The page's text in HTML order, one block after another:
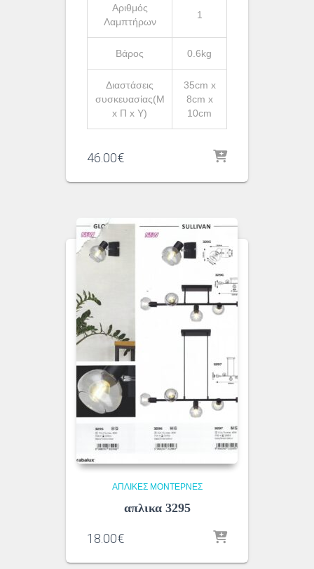
Αριθμός
Λαμπτήρων
1
Βάρος 0.6kg
Διαστάσεις
συσκευασίας(Μ
x Π x Υ)
35cm x
8cm x
10cm
46.00€
ΑΠΛΊΚΕΣ ΜΟΝΤΈΡΝΕΣ
απλικα 3295
18.00€